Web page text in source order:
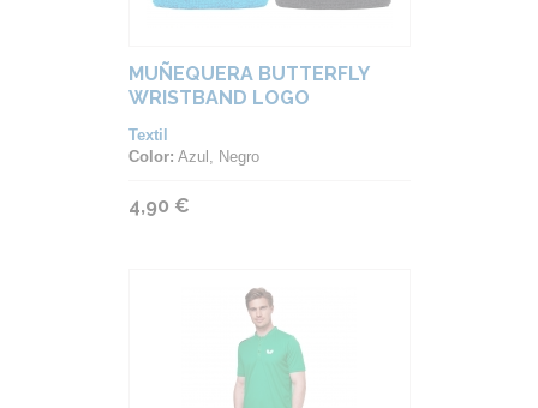
MUÑEQUERA BUTTERFLY
WRISTBAND LOGO
Textil
Color: Azul, Negro
4,90 €